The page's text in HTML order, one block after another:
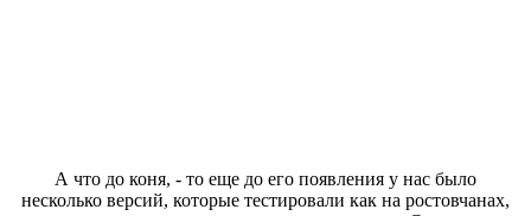
А что до коня, - то еще до его появления у нас было
несколько версий, которые тестировали как на ростовчанах,